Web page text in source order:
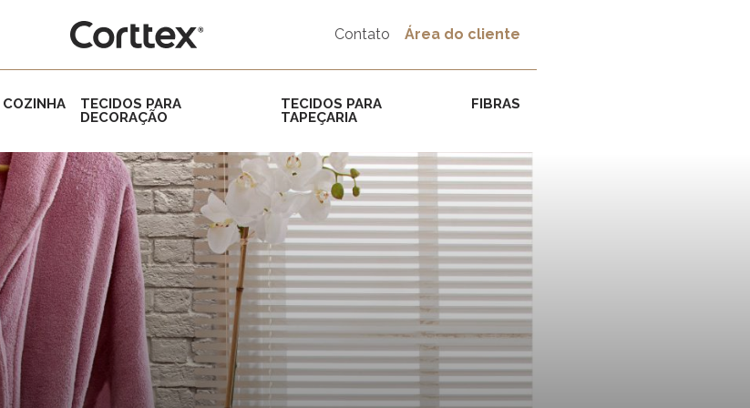
Contato Área do cliente
COZINHA
TECIDOS PARA
DECORAÇÃO
TECIDOS PARA
TAPEÇARIA
FIBRAS